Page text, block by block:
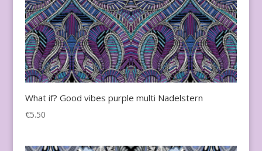
What if? Good vibes purple multi Nadelstern
€5.50